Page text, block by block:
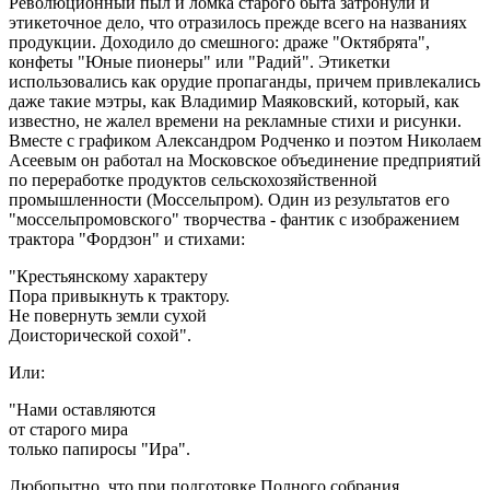
этикеточное дело, что отразилось прежде всего на названиях
продукции. Доходило до смешного: драже "Октябрята",
конфеты "Юные пионеры" или "Радий". Этикетки
использовались как орудие пропаганды, причем привлекались
даже такие мэтры, как Владимир Маяковский, который, как
известно, не жалел времени на рекламные стихи и рисунки.
Вместе с графиком Александром Родченко и поэтом Николаем
Асеевым он работал на Московское объединение предприятий
по переработке продуктов сельскохозяйственной
промышленности (Моссельпром). Один из результатов его
"моссельпромовского" творчества - фантик с изображением
трактора "Фордзон" и стихами:
"Крестьянскому характеру
Пора привыкнуть к трактору.
Не повернуть земли сухой
Доисторической сохой".
Или:
"Нами оставляются
от старого мира
только папиросы "Ира".
Любопытно, что при подготовке Полного собрания